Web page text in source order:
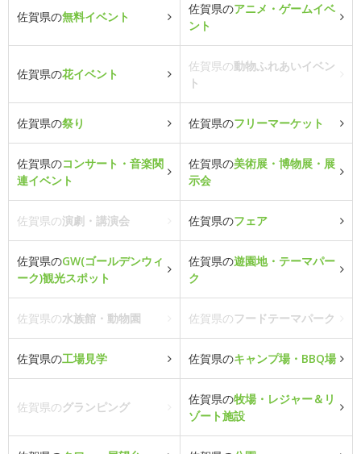
佐賀県の無料イベント
佐賀県のアニメ・ゲームイベ
ント
佐賀県の花イベント
佐賀県の動物ふれあいイベン
ト
佐賀県の祭り 佐賀県のフリーマーケット
佐賀県のコンサート・音楽関
連イベント
佐賀県の美術展・博物展・展
示会
佐賀県の演劇・講演会 佐賀県のフェア
佐賀県のGW(ゴールデンウィ
ーク)観光スポット
佐賀県の遊園地・テーマパー
ク
佐賀県の水族館・動物園 佐賀県のフードテーマパーク
佐賀県の工場見学 佐賀県のキャンプ場・BBQ場
佐賀県のグランピング
佐賀県の牧場・レジャー＆リ
ゾート施設